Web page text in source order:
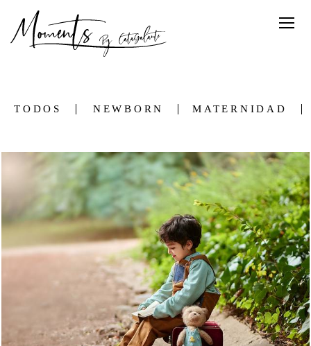
TODOS NEWBORN MATERNIDAD
1568 0